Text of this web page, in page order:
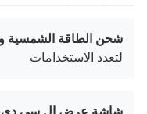
شحن الطاقة الشمسية
لتعدد الاستخدامات